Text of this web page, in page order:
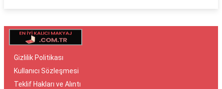
Gizlilik Politikası
Kullanıcı Sözleşmesi
Teklif Hakları ve Alıntı